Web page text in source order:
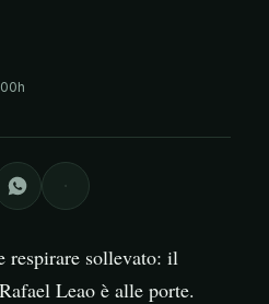
sollevato: il
Leao è alle porte.